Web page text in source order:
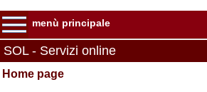
menù principale
SOL - Servizi online
Home page